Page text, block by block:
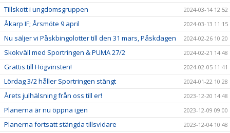
Tillskott i ungdomsgruppen 2024-03-14 12:52
Åkarp IF; Årsmöte 9 april 2024-03-13 11:15
Nu säljer vi Påskbingolotter till den 31 mars, Påskdagen 2024-02-26 10:20
Skokväll med Sportringen & PUMA 27/2 2024-02-21 14:48
Grattis till Högvinsten! 2024-02-05 11:41
Lördag 3/2 håller Sportringen stängt 2024-01-22 10:28
Årets julhälsning från oss till er! 2023-12-20 14:48
Planerna är nu öppna igen 2023-12-09 09:00
Planerna fortsatt stängda tillsvidare 2023-12-04 10:48